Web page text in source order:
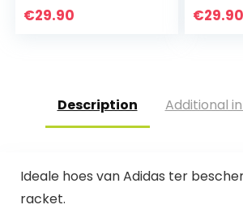
€29.90 €29.90
Description Additional
Ideale hoes van Adidas ter
racket.